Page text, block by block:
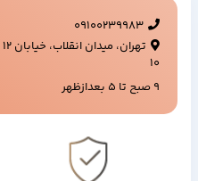
09100239983
۱۰
9 صبح تا 5 بعدازظهر